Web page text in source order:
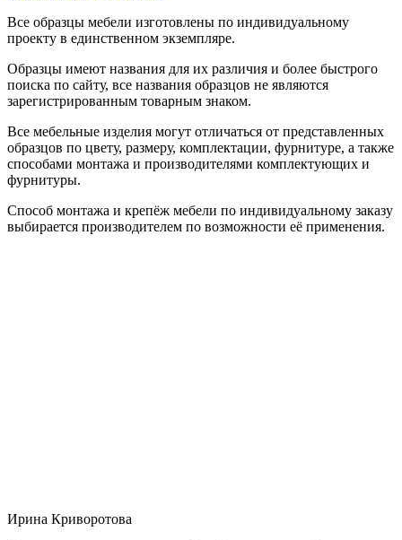
Все образцы мебели изготовлены по индивидуальному
проекту в единственном экземпляре.
Образцы имеют названия для их различия и более быстрого
поиска по сайту, все названия образцов не являются
зарегистрированным товарным знаком.
Все мебельные изделия могут отличаться от представленных
образцов по цвету, размеру, комплектации, фурнитуре, а также
способами монтажа и производителями комплектующих и
фурнитуры.
Способ монтажа и крепёж мебели по индивидуальному заказу
выбирается производителем по возможности её применения.
Ирина Криворотова